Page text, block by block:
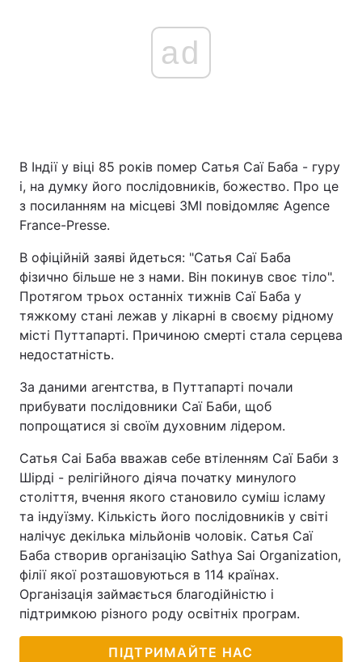
ad
В Індії у віці 85 років помер Сатья Саї Баба - гуру
і, на думку його послідовників, божество. Про це
з посиланням на місцеві ЗМІ повідомляє Agence
France-Presse.
В офіційній заяві йдеться: "Сатья Саї Баба
фізично більше не з нами. Він покинув своє тіло".
Протягом трьох останніх тижнів Саї Баба у
тяжкому стані лежав у лікарні в своєму рідному
місті Путтапарті. Причиною смерті стала серцева
недостатність.
За даними агентства, в Путтапарті почали
прибувати послідовники Саї Баби, щоб
попрощатися зі своїм духовним лідером.
Сатья Саі Баба вважав себе втіленням Саї Баби з
Шірді - релігійного діяча початку минулого
століття, вчення якого становило суміш ісламу
та індуїзму. Кількість його послідовників у світі
налічує декілька мільйонів чоловік. Сатья Саї
Баба створив організацію Sathya Sai Organization,
філії якої розташовуються в 114 країнах.
Організація займається благодійністю і
підтримкою різного роду освітніх програм.
ПІДТРИМАЙТЕ НАС